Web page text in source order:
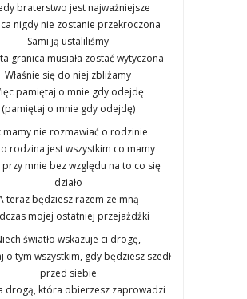
bra­ter­stwo jest naj­waż­niej­sze
nigdy nie zosta­nie prze­kro­czo­na
Sami ją usta­li­li­śmy
gra­ni­ca musia­ła zostać wyty­czo­na
Wła­śnie się do niej zbli­ża­my
pamię­taj o mnie gdy odej­dę
(pamię­taj o mnie gdy odej­dę)
mamy nie roz­ma­wiać o rodzi­nie
rodzi­na jest wszyst­kim co mamy
przy mnie bez wzglę­du na to co się
dzia­ło
teraz będziesz razem ze mną
mojej ostat­niej prze­jażdż­ki
świa­tło wska­zu­je ci dro­gę,
o tym wszyst­kim, gdy będziesz szedł
przed sie­bie
dro­gą, któ­ra obie­rzesz zapro­wa­dzi